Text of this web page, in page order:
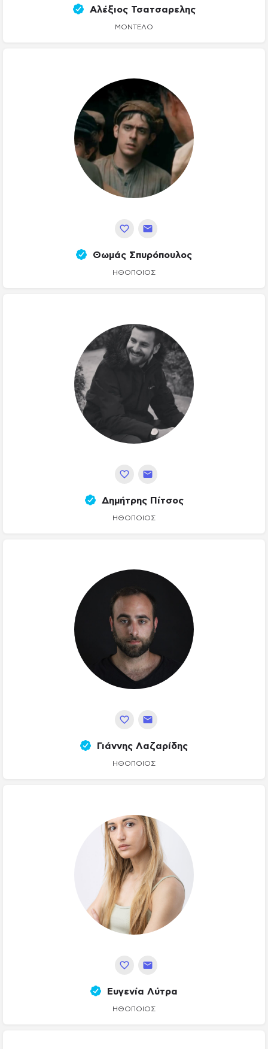
Αλέξιος Τσατσαρελης
ΜΟΝΤΈΛΟ
Θωμάς Σπυρόπουλος
ΗΘΟΠΟΙΌΣ
Δημήτρης Πίτσος
ΗΘΟΠΟΙΌΣ
Γιάννης Λαζαρίδης
ΗΘΟΠΟΙΌΣ
Ευγενία Λύτρα
ΗΘΟΠΟΙΌΣ